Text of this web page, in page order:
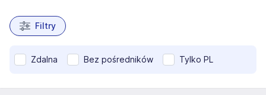
Filtry
Zdalna Bez pośredników Tylko PL